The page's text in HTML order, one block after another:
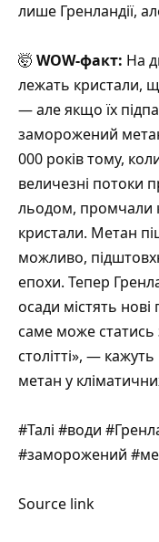
лише Гренландії,
🤯 WOW-факт: На
лежать кристали,
— але якщо їх
заморожений
000 років тому,
величезні потоки
льодом, промчали
кристали. Метан
можливо,
епохи. Тепер
осади містять
саме може статись
столітті», —
метан у
#Талі #води
#заморожений
Source link